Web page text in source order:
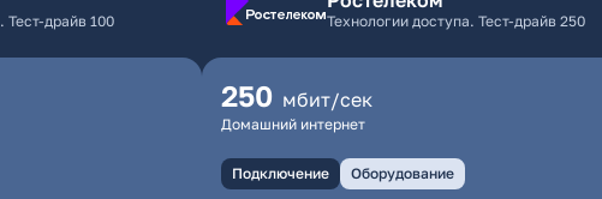
Тест-драйв 100 Технологии доступа. Тест-драйв 250
250 мбит/сек
Домашний интернет
Подключение Оборудование